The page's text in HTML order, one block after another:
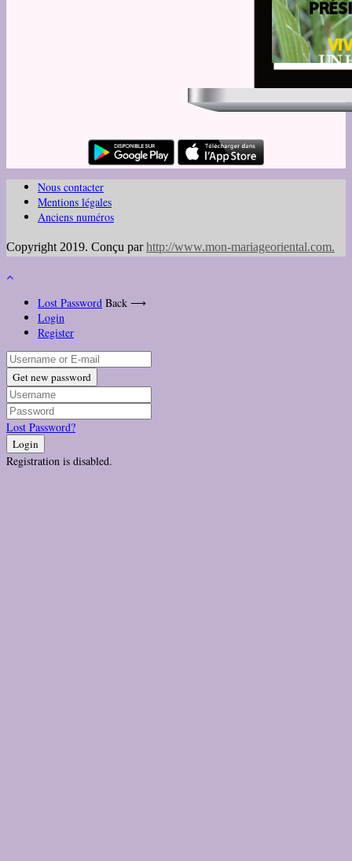
Nous contacter
Mentions légales
Anciens numéros
Copyright 2019. Conçu parhttp://www.mon-mariageoriental.com.
Lost Password Back ⟶
Login
Register
Get new password
Lost Password?
Login
Registration is disabled.